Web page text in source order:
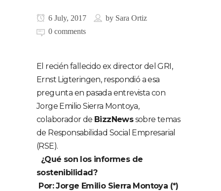
6 July, 2017 by Sara Ortiz
0 comments
El recién fallecido ex director del GRI,
Ernst Ligteringen, respondió a esa
pregunta en pasada entrevista con
Jorge Emilio Sierra Montoya,
colaborador de BizzNewssobre temas
de Responsabilidad Social Empresarial
(RSE).
¿Qué son los informes de
sostenibilidad?
Por: Jorge Emilio Sierra Montoya (*)